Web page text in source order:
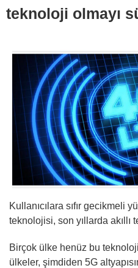
teknoloji olmayı
Kullanıcılara sıfır gecikmeli
teknolojisi, son yıllarda akıllı
Birçok ülke henüz bu
ülkeler, şimdiden 5G